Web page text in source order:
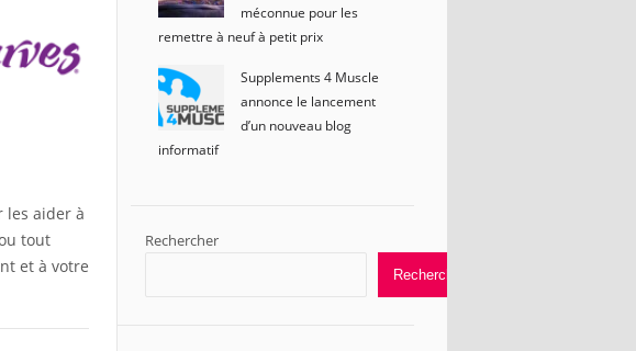
les aider à
tout
et à votre
méconnue pour les
remettre à neuf à petit prix
Supplements 4 Muscle
annonce le lancement
d’un nouveau blog
informatif
Rechercher
Rechercher